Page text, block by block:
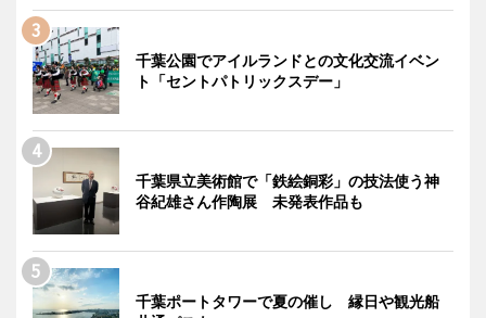
千葉公園でアイルランドとの文化交流イベン
ト「セントパトリックスデー」
千葉県立美術館で「鉄絵銅彩」の技法使う神
谷紀雄さん作陶展 未発表作品も
千葉ポートタワーで夏の催し 縁日や観光船